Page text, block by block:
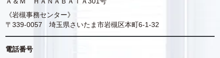
《岩槻事務センター》
〒339-0057 埼玉県さいたま市岩槻区本町6-1-32
電話番号